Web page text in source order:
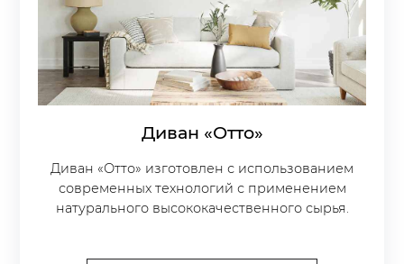
Диван «Отто»
Диван «Отто» изготовлен с использованием
современных технологий с применением
натурального высококачественного сырья.